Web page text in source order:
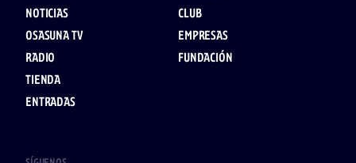
NOTICIAS
OSASUNA TV
RADIO
TIENDA
ENTRADAS
CLUB
EMPRESAS
FUNDACIÓN